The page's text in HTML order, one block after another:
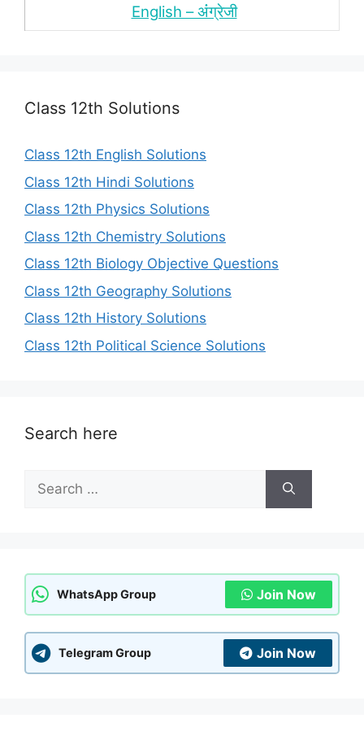
English – अंंग्रेजी
Class 12th Solutions
Class 12th English Solutions
Class 12th Hindi Solutions
Class 12th Physics Solutions
Class 12th Chemistry Solutions
Class 12th Biology Objective Questions
Class 12th Geography Solutions
Class 12th History Solutions
Class 12th Political Science Solutions
Search here
for:
WhatsApp Group Join Now
Telegram Group Join Now